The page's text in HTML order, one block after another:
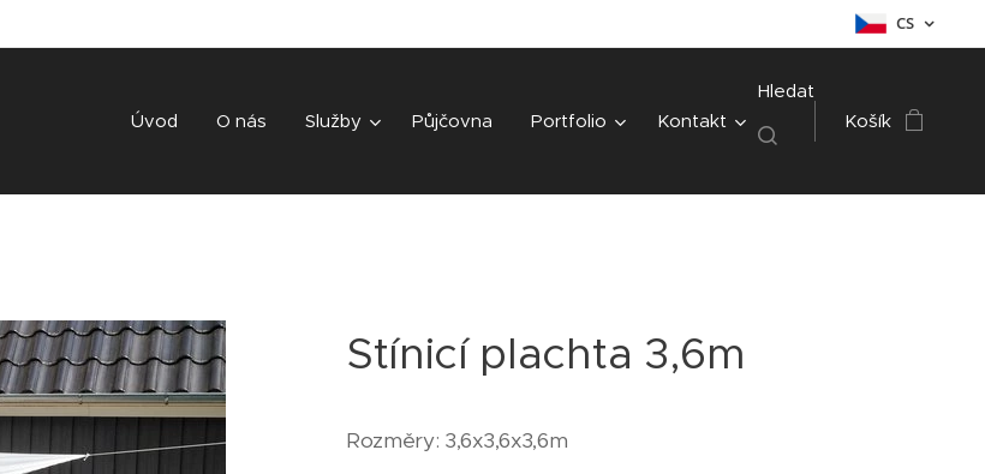
CS
Úvod O nás Služby Půjčovna Portfolio Kontakt
Hledat
Košík
Stínicí plachta 3,6m
Rozměry: 3,6x3,6x3,6m